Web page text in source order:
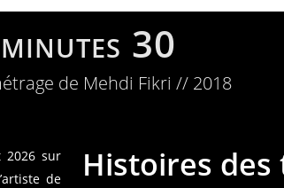
30
de Mehdi Fikri // 2018
sur
de
Histoires